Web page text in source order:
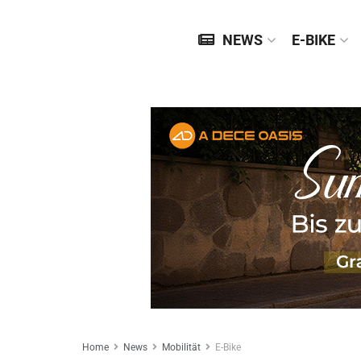
NEWS E-BIKE
Home News Mobilität E-Bike